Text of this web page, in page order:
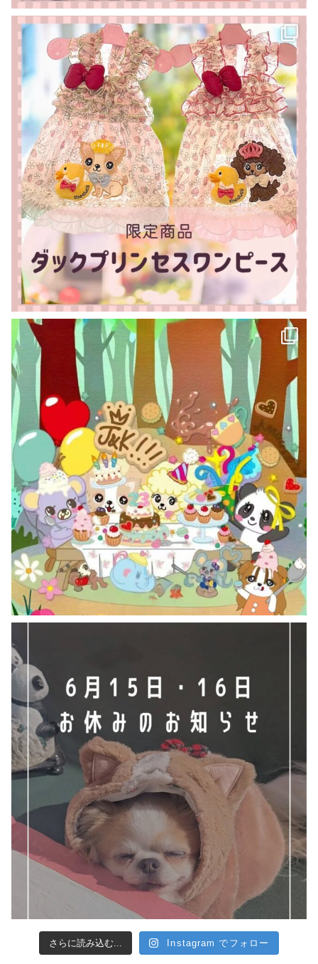
さらに読み込む... Instagram でフォロー